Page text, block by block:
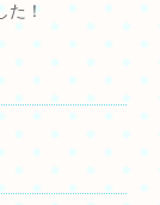
！